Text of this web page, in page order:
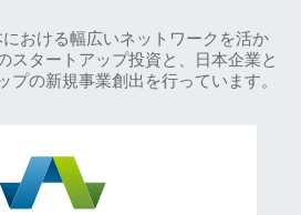
おける幅広いネットワークを活か
スタートアップ投資と、日本企業と
プの新規事業創出を行っています。